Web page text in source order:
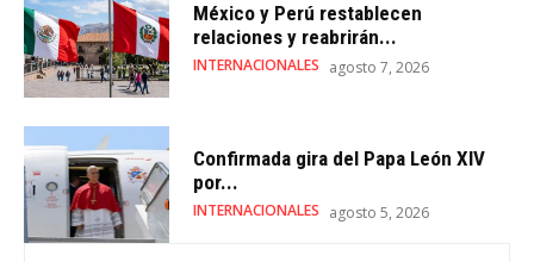
México y Perú restablecen
relaciones y reabrirán...
INTERNACIONALES agosto 7, 2026
Confirmada gira del Papa León XIV
por...
INTERNACIONALES agosto 5, 2026